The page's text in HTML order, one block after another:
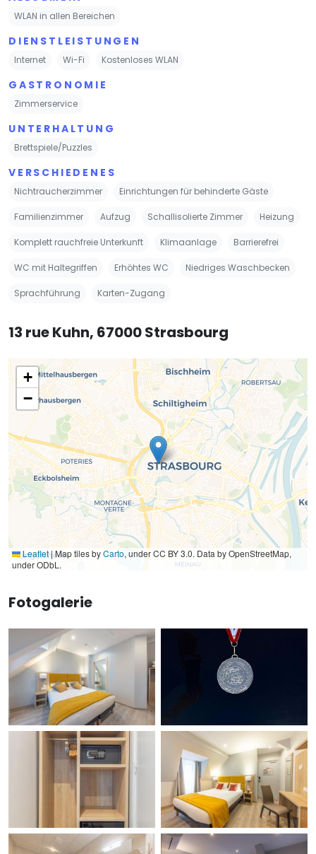
WLAN in allen Bereichen
DIENSTLEISTUNGEN
Internet Wi-Fi Kostenloses WLAN
GASTRONOMIE
Zimmerservice
UNTERHALTUNG
Brettspiele/Puzzles
VERSCHIEDENES
Nichtraucherzimmer Einrichtungen für behinderte Gäste
Familienzimmer Aufzug Schallisolierte Zimmer Heizung
Komplett rauchfreie Unterkunft Klimaanlage Barrierefrei
WC mit Haltegriffen Erhöhtes WC Niedriges Waschbecken
Sprachführung Karten-Zugang
13 rue Kuhn, 67000 Strasbourg
+
−
Leaflet|Map tiles byCarto, under CC BY 3.0. Data by OpenStreetMap,
under ODbL.
Fotogalerie